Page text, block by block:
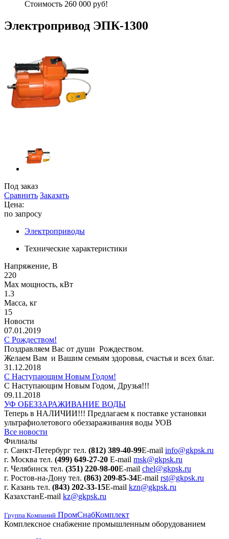
Стоимость 260 000 руб!
Электропривод ЭПК-1300
Под заказ
Сравнить Заказать
Цена:
по запросу
Электроприводы
Технические характеристики
Напряжение, В
220
Max мощность, кВт
1.3
Масса, кг
15
Новости
07.01.2019
С Рождеством!
Поздравляем Вас от души Рождеством.
Желаем Вам и Вашим семьям здоровья, счастья и всех благ.
31.12.2018
С Наступающим Новым Годом!
С Наступающим Новым Годом, Друзья!!!
09.11.2018
УФ ОБЕЗЗАРАЖИВАНИЕ ВОДЫ
Теперь в НАЛИЧИИ!!! Предлагаем к поставке установки
ультрафиолетового обеззараживания воды УОВ
Все новости
Филиалы
г. Санкт-Петербург тел. (812) 389-40-99E-mail info@gkpsk.ru
г. Москва тел. (499) 649-27-20 E-mail msk@gkpsk.ru
г. Челябинск тел. (351) 220-98-00E-mail chel@gkpsk.ru
г. Ростов-на-Дону тел. (863) 209-85-34E-mail rst@gkpsk.ru
г. Казань тел. (843) 202-33-15E-mail kzn@gkpsk.ru
КазахстанE-mail kz@gkpsk.ru
Группа Компаний ПромСнабКомплект
Комплексное снабжение промышленным оборудованием